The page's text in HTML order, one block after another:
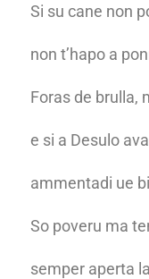
Si su cane non
non t’hapo a
Foras de brulla,
e si a Desulo
ammentadi ue
So poveru ma
semper aperta